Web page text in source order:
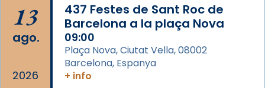
13
ago.
2026
437 Festes de Sant Roc de
Barcelona a la plaça Nova
09:00
Plaça Nova, Ciutat Vella, 08002
Barcelona, Espanya
+ info